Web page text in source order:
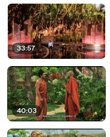
33:57
40:03